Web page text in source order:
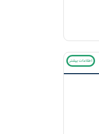
اطلاعات بیشتر